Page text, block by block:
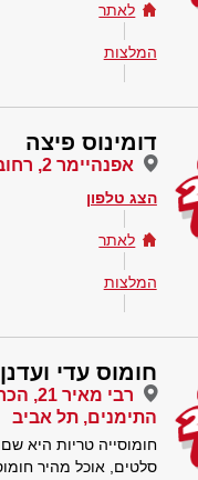
לאתר
המלצות
דומינוס פיצה
אפנהיימר 2, רחובות
הצג טלפון
לאתר
המלצות
חומוס עדי ועדנן
רבי
התימנים, תל אביב
חומוסייה טריות היא
סלטים, אוכל מהיר